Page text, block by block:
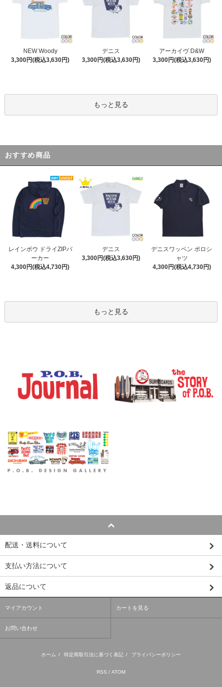
NEW Woody
3,300円(税込3,630円)
デニス
3,300円(税込3,630円)
アーカイヴ D&W
3,300円(税込3,630円)
もっと見る
おすすめ商品
レインボウ ドライZIPパ
ーカー
4,300円(税込4,730円)
デニス
3,300円(税込3,630円)
デニスワッペン ポロシ
ャツ
4,300円(税込4,730円)
もっと見る
配送・送料について
支払い方法について
返品について
マイアカウント カートを見る
お問い合わせ
ホーム / 特定商取引法に基づく表記 / プライバシーポリシー
RSS / ATOM